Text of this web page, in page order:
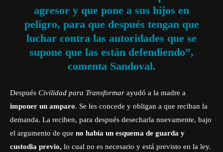
agresor y que pone a sus hijos en
peligro, para que después tengan que
luchar contra las autoridades que se
supone que las están defendiendo”,
comenta Sandoval.
Después Civilidad para Transformar ayudó a la madre a
imponer un amparo. Se les concede y obligan a que reciban la
demanda. La reciben, para después desecharla nuevamente, bajo
el argumento de que no había un esquema de guarda y
custodia previo, lo cual no es necesario y está previsto en la ley.